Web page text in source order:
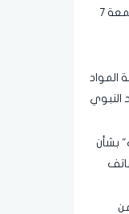
رسميًا.. أسعار البنزين اليوم الجمعة 7
المواد
النبوي
بشأن